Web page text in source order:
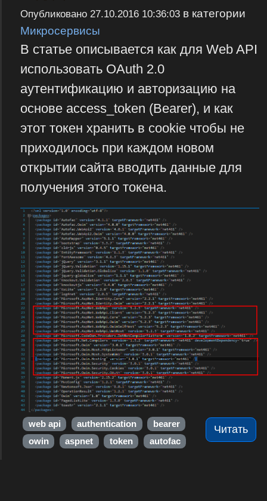
Опубликовано 27.10.2016 10:36:03в категории
Микросервисы
В статье описывается как для Web API
использовать OAuth 2.0
аутентификацию и авторизацию на
основе access_token (Bearer), и как
этот токен хранить в cookie чтобы не
приходилось при каждом новом
открытии сайта вводить данные для
получения этого токена.
Читать
web api authentication
bearer
owin
aspnet token autofac